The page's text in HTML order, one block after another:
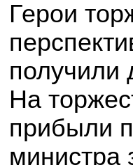
Герои
получили
На
прибыли
министра